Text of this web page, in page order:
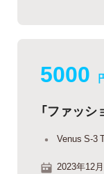
5000
「ファッシ
Venus S-3
2023年12